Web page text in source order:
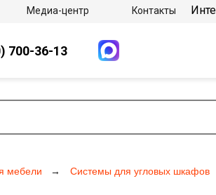
мебели Системы для угловых шкафов
Медиа-центр Контакты
700-36-13